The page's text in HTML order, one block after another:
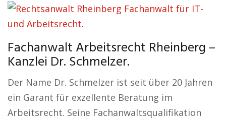
Fachanwalt Arbeitsrecht Rheinberg –
Kanzlei Dr. Schmelzer.
Der Name Dr. Schmelzer ist seit über 20 Jahren
ein Garant für exzellente Beratung im
Arbeitsrecht. Seine Fachanwaltsqualifikation